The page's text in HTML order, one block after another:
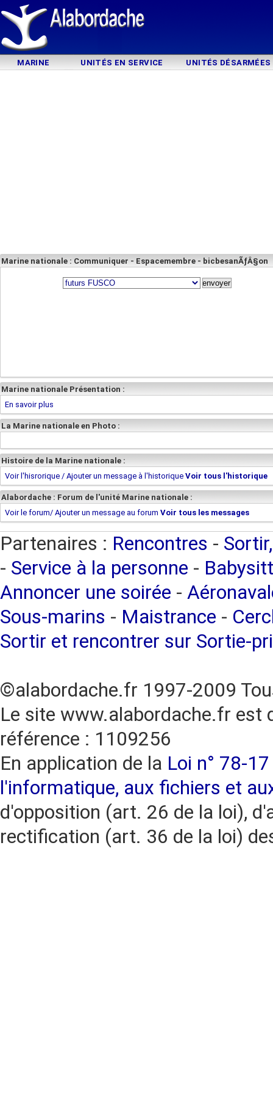
MARINE UNITÉS EN SERVICE UNITÉS DÉSARMÉES
Marine nationale : Communiquer - Espacemembre - bicbesanÃƒÂ§on
Marine nationale Présentation :
En savoir plus
La Marine nationale en Photo :
Histoire de la Marine nationale :
Voir l'hisrorique / Ajouter un message à l'historique Voir tous l'historique
Alabordache : Forum de l'unité Marine nationale :
Voir le forum/ Ajouter un message au forum Voir tous les messages
Partenaires : Rencontres -
- Service à la personne -
Annoncer une soirée -
Sous-marins - Maistrance -
Sortir et rencontrer sur Sortie-
©alabordache.fr 1997-2009
Le site www.alabordache.fr est
référence : 1109256
En application de la Loi n° 78-
l'informatique, aux fichiers et
d'opposition (art. 26 de la loi),
rectification (art. 36 de la loi)